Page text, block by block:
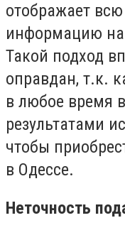
отображает
информацию
Такой подход
оправдан, т.к.
в любое время
результатами
чтобы
в Одессе.
Неточность